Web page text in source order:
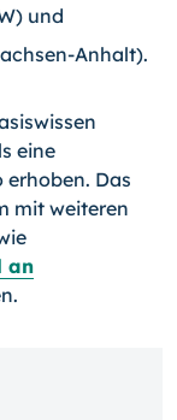
und
Anhalt).
eine
erhoben. Das
mit weiteren
an